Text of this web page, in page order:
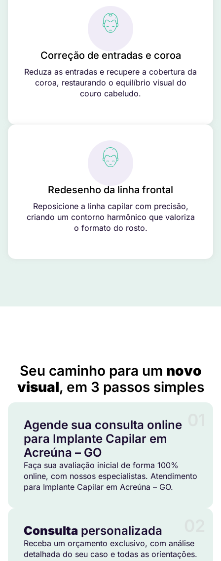
Correção de entradas e coroa
Reduza as entradas e recupere a cobertura da
coroa, restaurando o equilíbrio visual do
couro cabeludo.
Redesenho da linha frontal
Reposicione a linha capilar com precisão,
criando um contorno harmônico que valoriza
o formato do rosto.
Seu caminho para um novo
visual, em 3 passos simples
Agende sua consulta online
para Implante Capilar em
Acreúna – GO
Faça sua avaliação inicial de forma 100%
online, com nossos especialistas. Atendimento
para Implante Capilar em Acreúna – GO.
Consulta personalizada
Receba um orçamento exclusivo, com análise
detalhada do seu caso e todas as orientações.